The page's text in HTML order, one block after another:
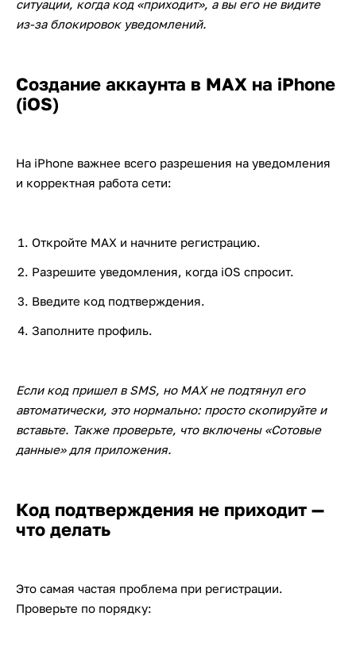
ситуации, когда код «приходит», а вы его не видите
из-за блокировок уведомлений.
Создание аккаунта в MAX на iPhone
(iOS)
На iPhone важнее всего разрешения на уведомления
и корректная работа сети:
Откройте MAX и начните регистрацию.
Разрешите уведомления, когда iOS спросит.
Введите код подтверждения.
Заполните профиль.
Если код пришел в SMS, но MAX не подтянул его
автоматически, это нормально: просто скопируйте и
вставьте. Также проверьте, что включены «Сотовые
данные» для приложения.
Код подтверждения не приходит —
что делать
Это самая частая проблема при регистрации.
Проверьте по порядку: